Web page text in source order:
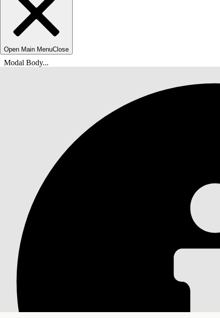
Open Main MenuClose
Modal Body...
Вы находитесь здесь:
Визуализация
Используйте график обслуживания для просмотра
карта помогает рабочим группам быстрее оценить